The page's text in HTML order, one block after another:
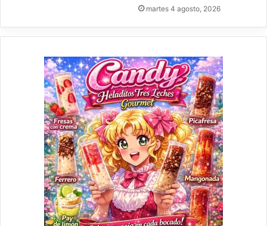
martes 4 agosto, 2026